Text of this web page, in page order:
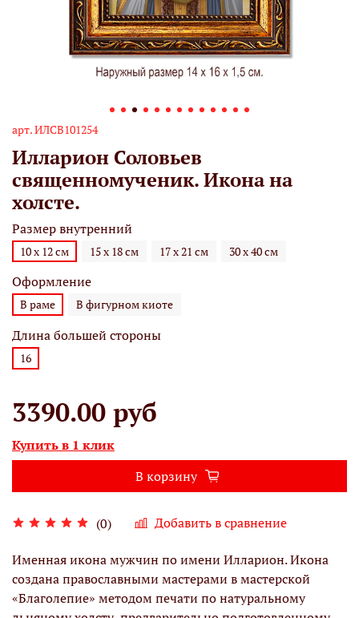
арт.ИЛСВ101254
Илларион Соловьев
священномученик. Икона на
холсте.
(0) Добавить в сравнение
Размер внутренний
10 х 12 см 15 х 18 см 17 х 21 см 30 х 40 см
Оформление
В раме В фигурном киоте
Длина большей стороны
16
3390.00 руб
Купить в 1 клик
В корзину
Именная икона мужчин по имени Илларион. Икона
создана православными мастерами в мастерской
«Благолепие» методом печати по натуральному